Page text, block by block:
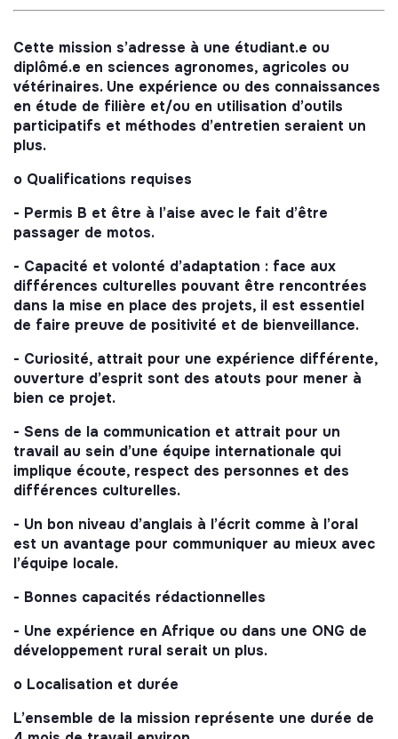
Cette mission s’adresse à une étudiant.e ou
diplômé.e en sciences agronomes, agricoles ou
vétérinaires. Une expérience ou des connaissances
en étude de filière et/ou en utilisation d’outils
participatifs et méthodes d’entretien seraient un
plus.
o Qualifications requises
- Permis B et être à l’aise avec le fait d’être
passager de motos.
- Capacité et volonté d’adaptation : face aux
différences culturelles pouvant être rencontrées
dans la mise en place des projets, il est essentiel
de faire preuve de positivité et de bienveillance.
- Curiosité, attrait pour une expérience différente,
ouverture d’esprit sont des atouts pour mener à
bien ce projet.
- Sens de la communication et attrait pour un
travail au sein d’une équipe internationale qui
implique écoute, respect des personnes et des
différences culturelles.
- Un bon niveau d’anglais à l’écrit comme à l’oral
est un avantage pour communiquer au mieux avec
l’équipe locale.
- Bonnes capacités rédactionnelles
- Une expérience en Afrique ou dans une ONG de
développement rural serait un plus.
o Localisation et durée
L’ensemble de la mission représente une durée de